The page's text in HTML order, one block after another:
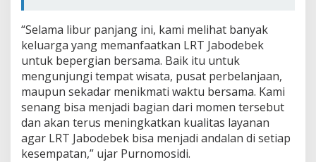
“Selama libur panjang ini, kami melihat banyak
keluarga yang memanfaatkan LRT Jabodebek
untuk bepergian bersama. Baik itu untuk
mengunjungi tempat wisata, pusat perbelanjaan,
maupun sekadar menikmati waktu bersama. Kami
senang bisa menjadi bagian dari momen tersebut
dan akan terus meningkatkan kualitas layanan
agar LRT Jabodebek bisa menjadi andalan di setiap
kesempatan,” ujar Purnomosidi.